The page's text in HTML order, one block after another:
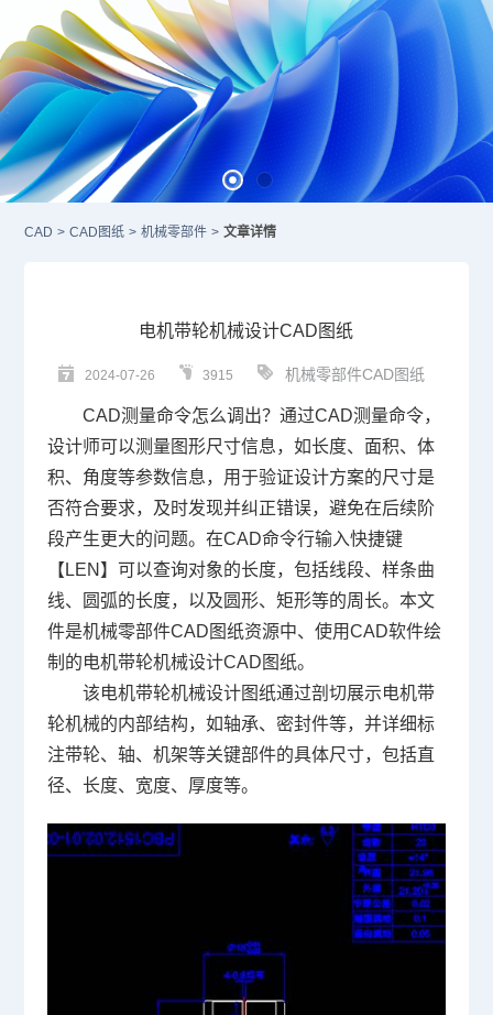
CAD > CAD图纸 > 机械零部件 > 文章详情
电机带轮机械设计CAD图纸
2024-07-26 3915 机械零部件CAD图纸
CAD测量命令怎么调出？通过CAD测量命令，
设计师可以测量图形尺寸信息，如长度、面积、体
积、角度等参数信息，用于验证设计方案的尺寸是
否符合要求，及时发现并纠正错误，避免在后续阶
段产生更大的问题。在CAD命令行输入快捷键
【LEN】可以查询对象的长度，包括线段、样条曲
线、圆弧的长度，以及圆形、矩形等的周长。本文
件是机械零部件CAD图纸资源中、使用CAD软件绘
制的电机带轮机械设计CAD图纸。
该电机带轮机械设计图纸通过剖切展示电机带
轮机械的内部结构，如轴承、密封件等，并详细标
注带轮、轴、机架等关键部件的具体尺寸，包括直
径、长度、宽度、厚度等。